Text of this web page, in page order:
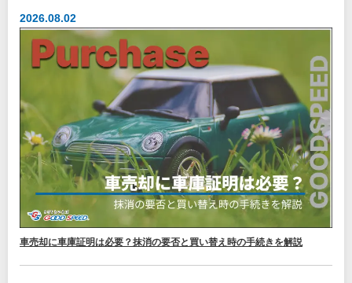
2026.08.02
車売却に車庫証明は必要？抹消の要否と買い替え時の手続きを解説